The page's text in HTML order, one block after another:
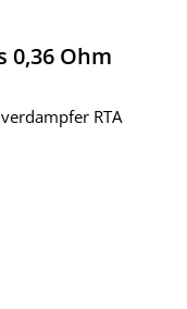
0,36 Ohm
RTA